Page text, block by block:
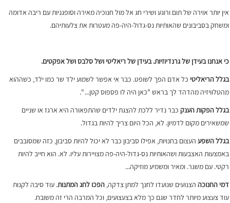
אין יותר אוירה של תום ורוגע ושירי חג אל מול חנוכיה מאירה וסופגניות עם ריבה אדומה
ומשחק בסביבונים שהאותיות נס-גדול-היה-פה מעטרות את צלעותיהם.
כי אנחנו בעידן של גרנדיוזיות. בעידן של ריאליטי ושל סלבס ושל אפקטים.
בגלל הריאליטי כל אדם הפך לשופט. כבר אי אפשר לשמוע ילד שר כמו ילד, כשההוא
מהטלוויזיה מהדהד לך בראש "כאן היה לו פספוס קטן... ".
בגלל הפקות הענק כבר נדיר ללכת להצגת ילדים שהתפאורה היא ארגז או שניים
שמשאירים מקום לדמיון. לא, הכל היום צריך להיות בגדול.
בגלל השפע העצום בחנויות, אפילו סביבון כבר לא יכול להיות סביבון, כזה שמסובבים
באמצעות האצבעות ושהאותיות נס-גדול-היה-פה מצויירות עליו. לא. הוא חייב להיות
רקטי. עם משגר. ומאיר ומשמיע מוזיקה...
דמי החנוכה הצנועים שנועדו לחנך למתן צדקה, הפכו לחג המתנות. עוד סיבה לקנות
עוד צעצוע מיותר לחדר שגם כך מלא בצעצועים, וכל המרבה הרי זה משובח.